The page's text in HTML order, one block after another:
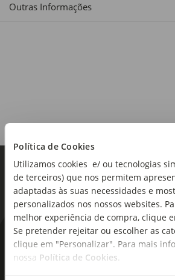
Política de Cookies
Utilizamos cookies e/ ou tecnologias
de terceiros) que nos permitem
adaptadas às suas necessidades e
personalizados nos nossos websites.
melhor experiência de compra, clique
Se pretender rejeitar ou escolher as
clique em "Personalizar". Para mais
nossa Política de Cookies.
Região:
Douro
Castas:
Touriga Nacional, Touriga Franca
Teor alcoólico:
13,5%
Tipo de produto:
Outras Informações
As novidades mais
seu e-mail!